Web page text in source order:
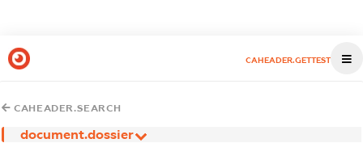
CAHEADER.GETTEST
CAHEADER.SEARCH
document.dossier